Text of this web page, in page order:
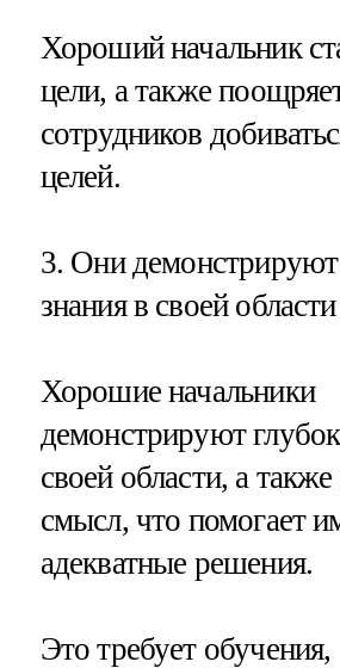
Хороший начальник
цели, а также
сотрудников
целей.
3. Они демонстрируют
знания в своей области
Хорошие начальники
демонстрируют
своей области, а
смысл, что помогает
адекватные решения.
Это требует обучения,